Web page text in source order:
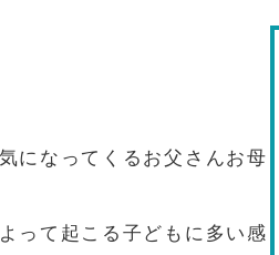
になってくるお父さんお母
って起こる子どもに多い感